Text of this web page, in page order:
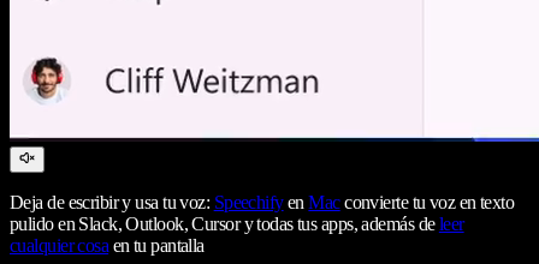
Deja de escribir y usa tu voz: SpeechifyenMacconvierte tu voz en texto
pulido en Slack, Outlook, Cursor y todas tus apps, además deleer
cualquier cosa en tu pantalla